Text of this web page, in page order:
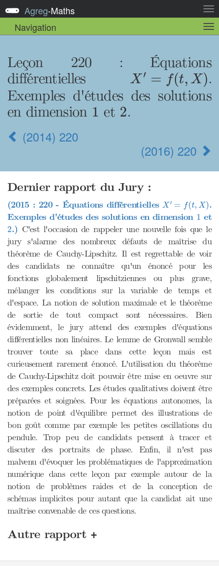
la
Agreg-Maths
Navigation
la
Leçon 220 : Équations
différentiellesX ′ = f(t, X)
X′=f(t,X)
.
Exemples d'études des solutions
en dimension 1
1 et 2
2.
(2014) 220
(2016) 220
Dernier rapport du Jury :
(2015 : 220 - Équations différentiellesX ′ = f(t, X)
X′= t,X
.
Exemples d'études des solutions en dimension 1
1 et
2
2.) C'est l'occasion de rappeler une nouvelle fois que le
jury s'alarme des nombreux défauts de maîtrise du
théorème de Cauchy-Lipschitz. Il est regrettable de voir
des candidats ne connaître qu'un énoncé pour les
fonctions globalement lipschitziennes ou plus grave,
mélanger les conditions sur la variable de temps et
d'espace. La notion de solution maximale et le théorème
de sortie de tout compact sont nécessaires. Bien
évidemment, le jury attend des exemples d'équations
différentielles non linéaires. Le lemme de Gronwall semble
trouver toute sa place dans cette leçon mais est
curieusement rarement énoncé. L'utilisation du théorème
de Cauchy-Lipschitz doit pouvoir être mise en oeuvre sur
des exemples concrets. Les études qualitatives doivent être
préparées et soignées. Pour les équations autonomes, la
notion de point d'équilibre permet des illustrations de
bon goût comme par exemple les petites oscillations du
pendule. Trop peu de candidats pensent à tracer et
discuter des portraits de phase. Enfin, il n'est pas
malvenu d'évoquer les problématiques de l'approximation
numérique dans cette leçon par exemple autour de la
notion de problèmes raides et de la conception de
schémas implicites pour autant que la candidat ait une
maîtrise convenable de ces questions.
Autre rapport +